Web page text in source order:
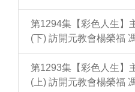
第1294集【彩色人生】
(下) 訪開元教會楊榮福
第1293集【彩色人生】
(上) 訪開元教會楊榮福